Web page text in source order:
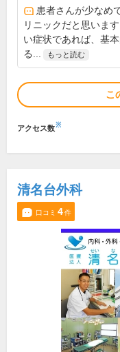
患者さんが少なめ
リニックだと思いま
い症状であれば、基
る...
もっと読む
こ
アクセス数※
清名台外科
口コミ 4件